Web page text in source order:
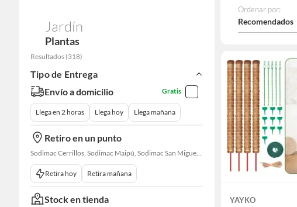
Jardín
Plantas
Resultados (318)
Tipo de Entrega
Envío a domicilio
Gratis
Llega en 2 horas Llega hoy Llega mañana
Retiro en un punto
Sodimac Cerrillos, Sodimac Maipú, Sodimac San Miguel, Sodimac El Bosque, Sodimac San Bernardo, Sodimac Talagante, Sodimac San Fernando
Retira hoy Retira mañana
Stock en tienda
Ordenar por:
Recomendados
YAYKO